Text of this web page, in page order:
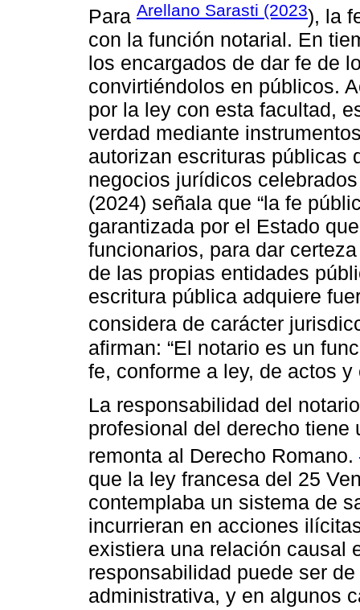
Para Arellano Sarasti (2023), la
con la función notarial. En
los encargados de dar fe de
convirtiéndolos en públicos.
por la ley con esta facultad,
verdad mediante
autorizan escrituras públicas
negocios jurídicos
(2024) señala que “la fe
garantizada por el Estado
funcionarios, para dar
de las propias entidades
escritura pública adquiere
considera de carácter
afirman: “El notario es un
fe, conforme a ley, de actos
La responsabilidad del
profesional del derecho
remonta al Derecho Romano.
que la ley francesa del 25
contemplaba un sistema de
incurrieran en acciones
existiera una relación causal
responsabilidad puede ser
administrativa, y en algunos